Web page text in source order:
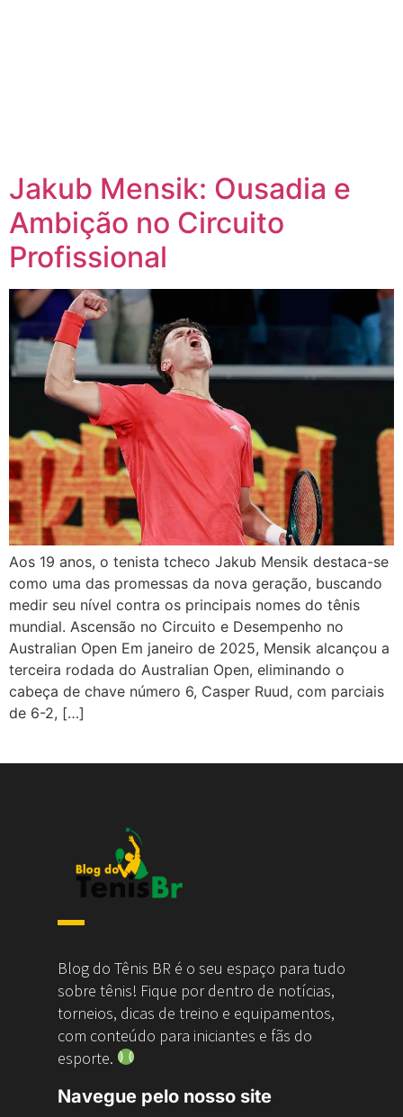
Jakub Mensik: Ousadia e
Ambição no Circuito
Profissional
Aos 19 anos, o tenista tcheco Jakub Mensik destaca-se
como uma das promessas da nova geração, buscando
medir seu nível contra os principais nomes do tênis
mundial. Ascensão no Circuito e Desempenho no
Australian Open Em janeiro de 2025, Mensik alcançou a
terceira rodada do Australian Open, eliminando o
cabeça de chave número 6, Casper Ruud, com parciais
de 6-2, […]
Blog do Tênis BR é o seu espaço para tudo
sobre tênis! Fique por dentro de notícias,
torneios, dicas de treino e equipamentos,
com conteúdo para iniciantes e fãs do
esporte.
Navegue pelo nosso site